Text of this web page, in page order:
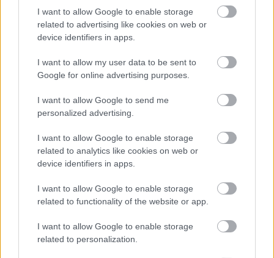
I want to allow Google to enable storage
related to advertising like cookies on web or
device identifiers in apps.
I want to allow my user data to be sent to
Google for online advertising purposes.
I want to allow Google to send me
personalized advertising.
I want to allow Google to enable storage
related to analytics like cookies on web or
device identifiers in apps.
I want to allow Google to enable storage
related to functionality of the website or app.
I want to allow Google to enable storage
related to personalization.
Egy azonban biztos. Ez a könyv (Tandori Dezső
(Borítókép forrása: adrot.hu)
AJÁNLOTT BEJEGYZÉSEK: